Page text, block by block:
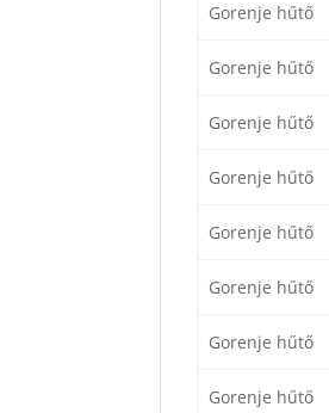
Gorenje hűtő
Gorenje hűtő
Gorenje hűtő
Gorenje hűtő
Gorenje hűtő
Gorenje hűtő
Gorenje hűtő
Gorenje hűtő